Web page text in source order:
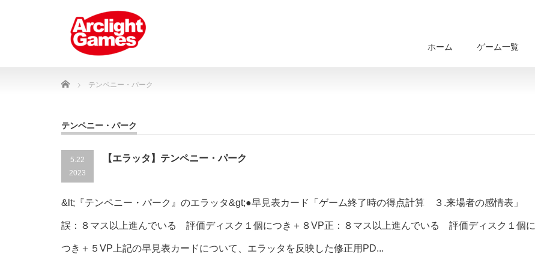
ホーム ゲーム一覧
Home テンペニー・パーク
テンペニー・パーク
5.22
2023
【エラッタ】テンペニー・パーク
&lt;『テンペニー・パーク』のエラッタ&gt;●早見表カード「ゲーム終了時の得点計算 ３.来場者の感情表」
誤：８マス以上進んでいる 評価ディスク１個につき＋８VP正：８マス以上進んでいる 評価ディスク１個に
つき＋５VP上記の早見表カードについて、エラッタを反映した修正用PD...